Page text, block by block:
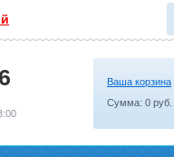
Ваша корзина
Сумма: 0 руб.